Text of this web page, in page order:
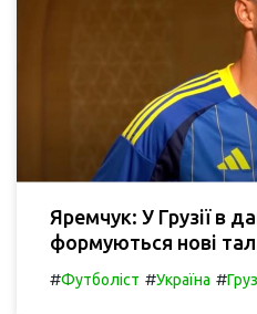
Яремчук: У Грузії в
формуються нові
#Футболіст #Україна #